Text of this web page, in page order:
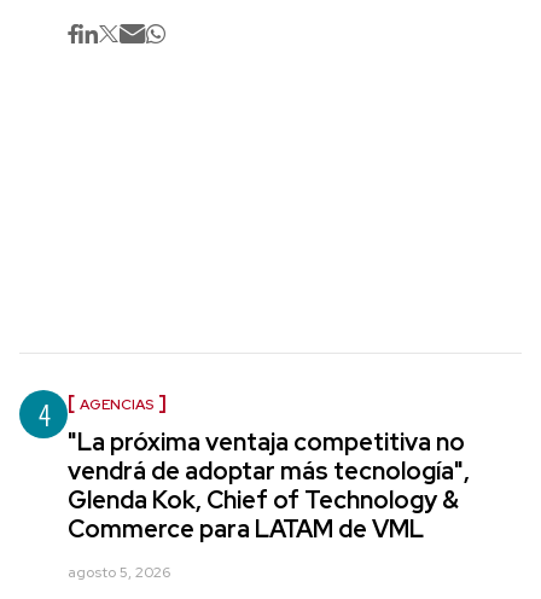
4 AGENCIAS
"La próxima ventaja competitiva no
vendrá de adoptar más tecnología",
Glenda Kok, Chief of Technology &
Commerce para LATAM de VML
agosto 5, 2026